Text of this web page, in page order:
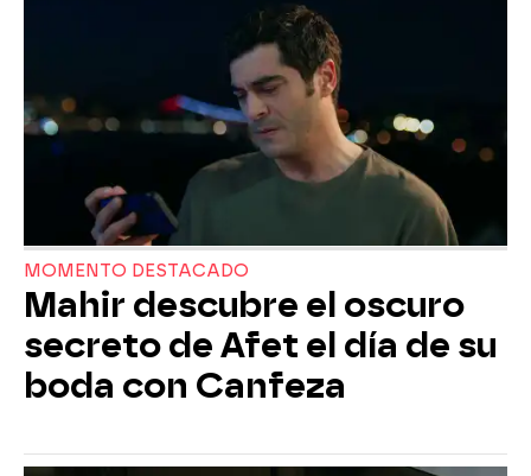
MOMENTO DESTACADO
Mahir descubre el oscuro
secreto de Afet el día de su
boda con Canfeza